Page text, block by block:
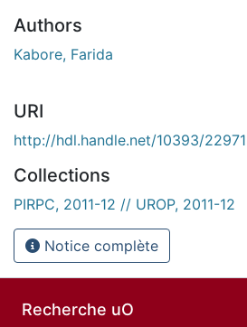
Authors
Kabore, Farida
URI
http://hdl.handle.net/10393/22971
Collections
PIRPC, 2011-12 // UROP, 2011-12
Notice complète
Recherche uO